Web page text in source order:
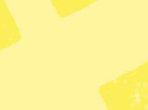
Stockholm, Syre Global och
40 i Stockholm. Vi kommer att ha
skrivbordsplatser till frilansare eller